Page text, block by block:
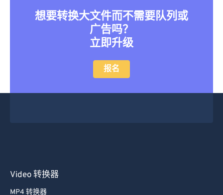
想要转换大文件而不需要队列或
广告吗？
立即升级
报名
Video 转换器
MP4 转换器